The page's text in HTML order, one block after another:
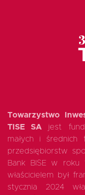
Towarzystwo
TISE SA jest
małych i średnich
przedsiębiorstw
Bank BISE w roku
właścicielem był
stycznia 2024